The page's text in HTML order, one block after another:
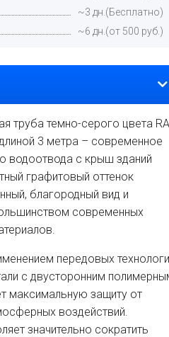
~3 дн.(Бесплатно)
~6 дн.(от 500 руб.)
труба темно-серого цвета
3 метра – современное
водоотвода с крыш зданий
графитовый оттенок
благородный вид и
современных
передовых
с двусторонним
максимальную защиту от
воздействий.
значительно сократить